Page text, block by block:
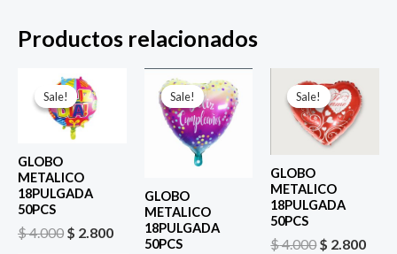
Productos relacionados
Sale!
Sale!
GLOBO
METALICO
18PULGADA
50PCS
$4.000
El
precio
original
era:
$ 2.800
Sale!
Sale!
GLOBO
METALICO
18PULGADA
50PCS
precio
original
era:
$ 4.000.
Sale!
Sale!
GLOBO
METALICO
18PULGADA
50PCS
$4.000
precio
original
era:
$ 4.000.
$ 2.800